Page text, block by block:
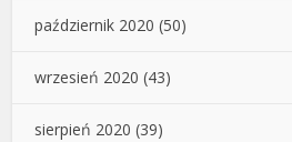
październik 2020 (50)
wrzesień 2020 (43)
sierpień 2020 (39)